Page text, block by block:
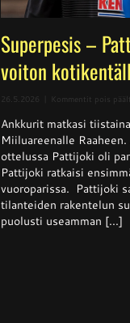
Superpesis –
voiton
26.5.2026 Kommentit pois
Ankkurit matkasi
Miiluareenalle
ottelussa Pattijoki oli
Pattijoki ratkaisi
vuoroparissa. Pattijoki
tilanteiden rakentelun
puolusti useamman [...]